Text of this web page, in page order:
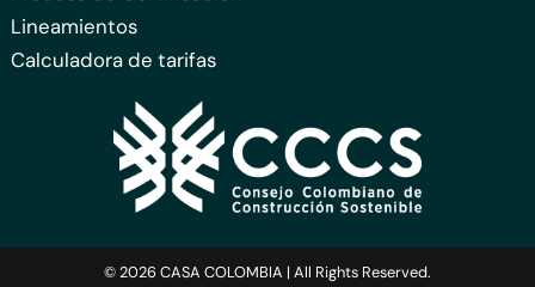
Lineamientos
Calculadora de tarifas
© 2026 CASA COLOMBIA | All Rights Reserved.